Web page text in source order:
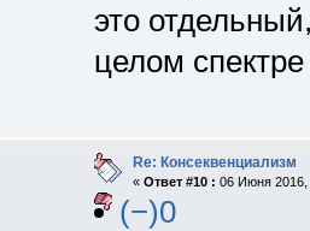
это
целом
Re: Консеквенциализм
« Ответ #10 : 06 Июня 2016,
(−)0